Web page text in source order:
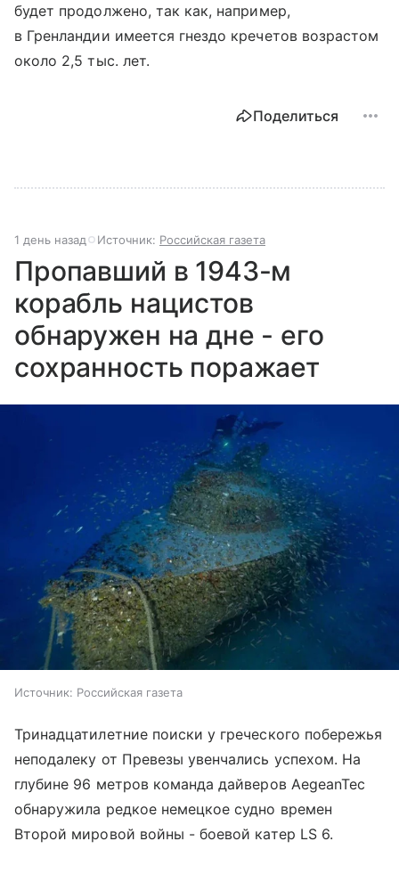
будет продолжено, так как, например,
в Гренландии имеется гнездо кречетов возрастом
около 2,5 тыс. лет.
Поделиться
1 день назад Источник: Российская газета
Пропавший в 1943-м
корабль нацистов
обнаружен на дне - его
сохранность поражает
Источник: Российская газета
Тринадцатилетние поиски у греческого побережья
неподалеку от Превезы увенчались успехом. На
глубине 96 метров команда дайверов AegeanTec
обнаружила редкое немецкое судно времен
Второй мировой войны - боевой катер LS 6.